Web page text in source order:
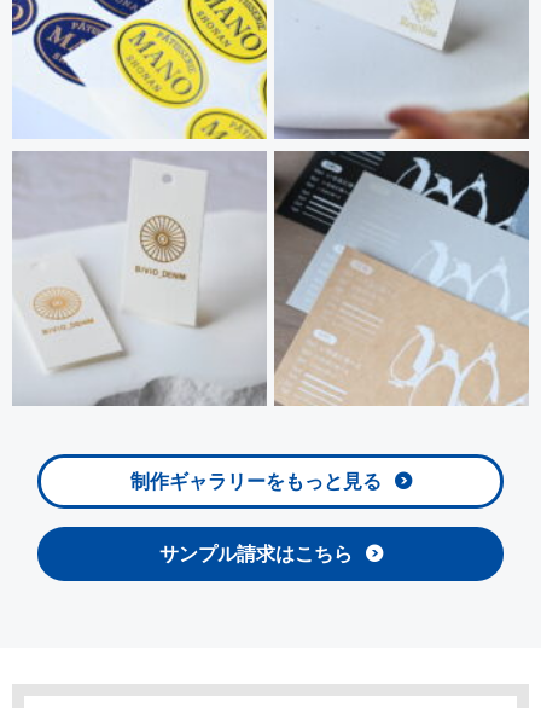
制作ギャラリーをもっと見る
サンプル請求はこちら